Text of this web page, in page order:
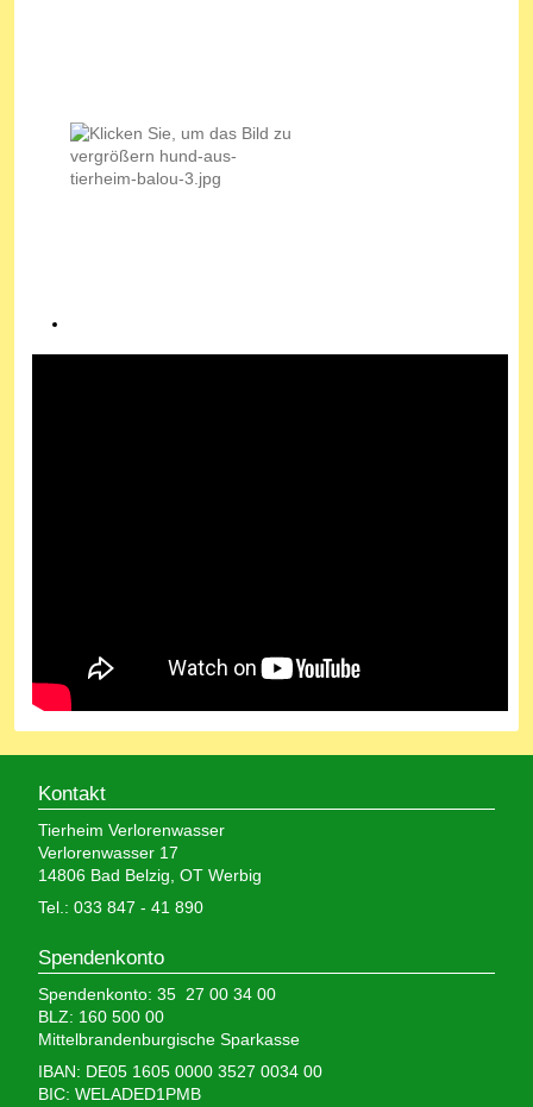
Kontakt
Tierheim Verlorenwasser
Verlorenwasser 17
14806 Bad Belzig, OT Werbig
Tel.: 033 847 - 41 890
Spendenkonto
Spendenkonto: 35 27 00 34 00
BLZ: 160 500 00
Mittelbrandenburgische Sparkasse
IBAN: DE05 1605 0000 3527 0034 00
BIC: WELADED1PMB